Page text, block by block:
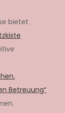
bietet
Betreuung“